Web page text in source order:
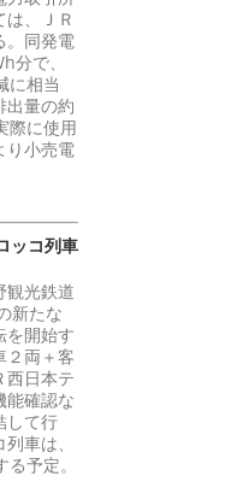
、ＪＲ
。同発電
分で、
に相当
出量の約
際に使用
り小売電
ッコ列車
光鉄道
新たな
を開始す
２両＋客
西日本テ
能確認な
して行
車は、
予定。